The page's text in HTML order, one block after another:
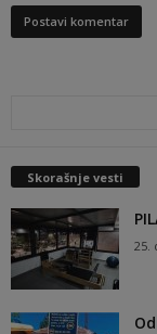
Skorašnje vesti
25.